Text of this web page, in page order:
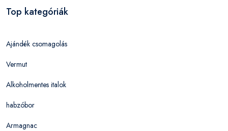
Top kategóriák
Ajándék csomagolás
Vermut
Alkoholmentes italok
habzóbor
Armagnac